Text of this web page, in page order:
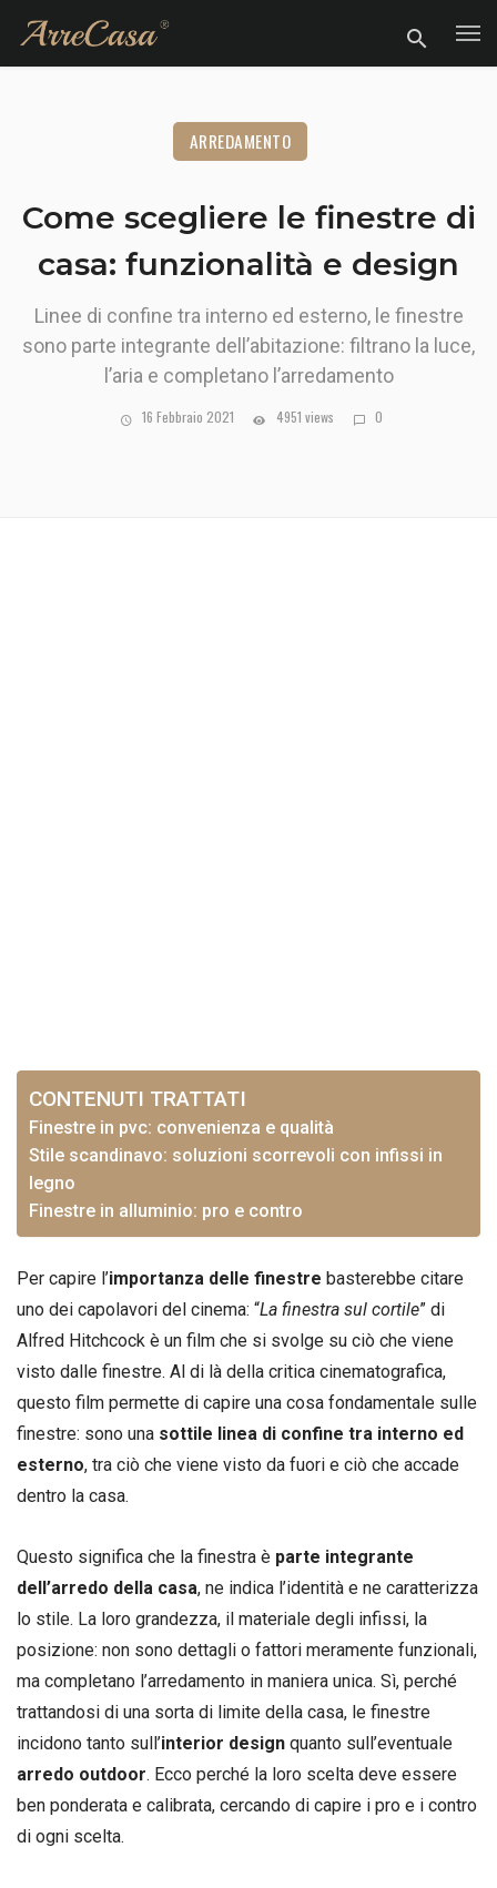
ARREDAMENTO
Come scegliere le finestre di
casa: funzionalità e design
Linee di confine tra interno ed esterno, le finestre
sono parte integrante dell’abitazione: filtrano la luce,
l’aria e completano l’arredamento
16 Febbraio 2021 4951 views 0
CONTENUTI TRATTATI
Finestre in pvc: convenienza e qualità
Stile scandinavo: soluzioni scorrevoli con infissi in
legno
Finestre in alluminio: pro e contro
Per capire l’importanza delle finestre basterebbe citare
uno dei capolavori del cinema: “La finestra sul cortile” di
Alfred Hitchcock è un film che si svolge su ciò che viene
visto dalle finestre. Al di là della critica cinematografica,
questo film permette di capire una cosa fondamentale sulle
finestre: sono una sottile linea di confine tra interno ed
esterno, tra ciò che viene visto da fuori e ciò che accade
dentro la casa.
Questo significa che la finestra è parte integrante
dell’arredo della casa, ne indica l’identità e ne caratterizza
lo stile. La loro grandezza, il materiale degli infissi, la
posizione: non sono dettagli o fattori meramente funzionali,
ma completano l’arredamento in maniera unica. Sì, perché
trattandosi di una sorta di limite della casa, le finestre
incidono tanto sull’interior design quanto sull’eventuale
arredo outdoor. Ecco perché la loro scelta deve essere
ben ponderata e calibrata, cercando di capire i pro e i contro
di ogni scelta.